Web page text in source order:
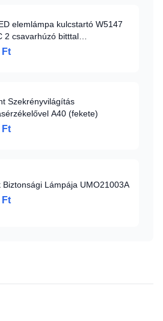
elemlámpa kulcstartó W5147
2 csavarhúzó bitttal
Ft
Szekrényvilágítás
A40 (fekete)
Ft
Biztonsági Lámpája UMO21003A
Ft